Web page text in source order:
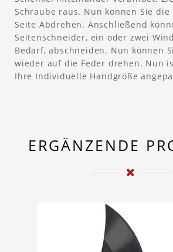
Schraube raus. Nun können Sie
Seite Abdrehen. Anschließend
Seitenschneider, ein oder zwei
Bedarf, abschneiden. Nun können
wieder auf die Feder drehen. Nun
Ihre Individuelle Handgröße
ERGÄNZENDE